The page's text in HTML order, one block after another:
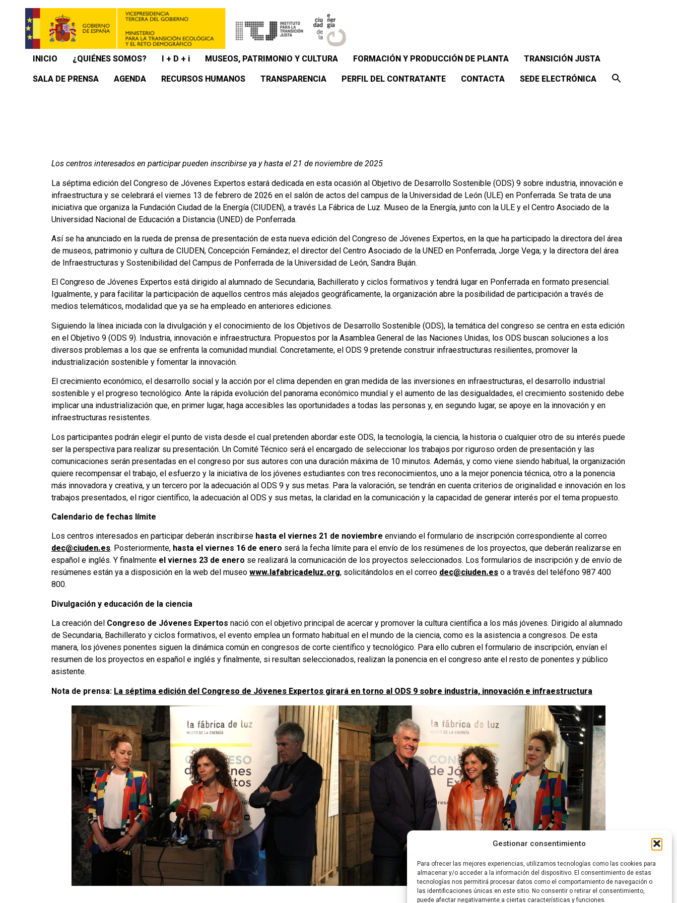
Gestionar consentimiento
Para ofrecer las mejores experiencias, utilizamos tecnologías como las cookies para
almacenar y/o acceder a la información del dispositivo. El consentimiento de estas
tecnologías nos permitirá procesar datos como el comportamiento de navegación o
las identificaciones únicas en este sitio. No consentir o retirar el consentimiento,
puede afectar negativamente a ciertas características y funciones.
INICIO ¿QUIÉNES SOMOS? I + D + i MUSEOS, PATRIMONIO Y CULTURA FORMACIÓN Y PRODUCCIÓN DE PLANTA TRANSICIÓN JUSTA
SALA DE PRENSA AGENDA RECURSOS HUMANOS TRANSPARENCIA PERFIL DEL CONTRATANTE CONTACTA SEDE ELECTRÓNICA
Los centros interesados en participar pueden inscribirse ya y hasta el 21 de noviembre de 2025
La séptima edición del Congreso de Jóvenes Expertos estará dedicada en esta ocasión al Objetivo de Desarrollo Sostenible (ODS) 9 sobre industria, innovación e
infraestructura y se celebrará el viernes 13 de febrero de 2026 en el salón de actos del campus de la Universidad de León (ULE) en Ponferrada. Se trata de una
iniciativa que organiza la Fundación Ciudad de la Energía (CIUDEN), a través La Fábrica de Luz. Museo de la Energía, junto con la ULE y el Centro Asociado de la
Universidad Nacional de Educación a Distancia (UNED) de Ponferrada.
Así se ha anunciado en la rueda de prensa de presentación de esta nueva edición del Congreso de Jóvenes Expertos, en la que ha participado la directora del área
de museos, patrimonio y cultura de CIUDEN, Concepción Fernández; el director del Centro Asociado de la UNED en Ponferrada, Jorge Vega; y la directora del área
de Infraestructuras y Sostenibilidad del Campus de Ponferrada de la Universidad de León, Sandra Buján.
El Congreso de Jóvenes Expertos está dirigido al alumnado de Secundaria, Bachillerato y ciclos formativos y tendrá lugar en Ponferrada en formato presencial.
Igualmente, y para facilitar la participación de aquellos centros más alejados geográficamente, la organización abre la posibilidad de participación a través de
medios telemáticos, modalidad que ya se ha empleado en anteriores ediciones.
Siguiendo la línea iniciada con la divulgación y el conocimiento de los Objetivos de Desarrollo Sostenible (ODS), la temática del congreso se centra en esta edición
en el Objetivo 9 (ODS 9). Industria, innovación e infraestructura. Propuestos por la Asamblea General de las Naciones Unidas, los ODS buscan soluciones a los
diversos problemas a los que se enfrenta la comunidad mundial. Concretamente, el ODS 9 pretende construir infraestructuras resilientes, promover la
industrialización sostenible y fomentar la innovación.
El crecimiento económico, el desarrollo social y la acción por el clima dependen en gran medida de las inversiones en infraestructuras, el desarrollo industrial
sostenible y el progreso tecnológico. Ante la rápida evolución del panorama económico mundial y el aumento de las desigualdades, el crecimiento sostenido debe
implicar una industrialización que, en primer lugar, haga accesibles las oportunidades a todas las personas y, en segundo lugar, se apoye en la innovación y en
infraestructuras resistentes.
Los participantes podrán elegir el punto de vista desde el cual pretenden abordar este ODS, la tecnología, la ciencia, la historia o cualquier otro de su interés puede
ser la perspectiva para realizar su presentación. Un Comité Técnico será el encargado de seleccionar los trabajos por riguroso orden de presentación y las
comunicaciones serán presentadas en el congreso por sus autores con una duración máxima de 10 minutos. Además, y como viene siendo habitual, la organización
quiere recompensar el trabajo, el esfuerzo y la iniciativa de los jóvenes estudiantes con tres reconocimientos, uno a la mejor ponencia técnica, otro a la ponencia
más innovadora y creativa, y un tercero por la adecuación al ODS 9 y sus metas. Para la valoración, se tendrán en cuenta criterios de originalidad e innovación en los
trabajos presentados, el rigor científico, la adecuación al ODS y sus metas, la claridad en la comunicación y la capacidad de generar interés por el tema propuesto.
Calendario de fechas límite
Los centros interesados en participar deberán inscribirse hasta el viernes 21 de noviembre enviando el formulario de inscripción correspondiente al correo
dec@ciuden.es. Posteriormente, hasta el viernes 16 de enero será la fecha límite para el envío de los resúmenes de los proyectos, que deberán realizarse en
español e inglés. Y finalmente el viernes 23 de enero se realizará la comunicación de los proyectos seleccionados. Los formularios de inscripción y de envío de
resúmenes están ya a disposición en la web del museo www.lafabricadeluz.org, solicitándolos en el correo dec@ciuden.es o a través del teléfono 987 400
800.
Divulgación y educación de la ciencia
La creación del Congreso de Jóvenes Expertos nació con el objetivo principal de acercar y promover la cultura científica a los más jóvenes. Dirigido al alumnado
de Secundaria, Bachillerato y ciclos formativos, el evento emplea un formato habitual en el mundo de la ciencia, como es la asistencia a congresos. De esta
manera, los jóvenes ponentes siguen la dinámica común en congresos de corte científico y tecnológico. Para ello cubren el formulario de inscripción, envían el
resumen de los proyectos en español e inglés y finalmente, si resultan seleccionados, realizan la ponencia en el congreso ante el resto de ponentes y público
asistente.
Nota de prensa: La séptima edición del Congreso de Jóvenes Expertos girará en torno al ODS 9 sobre industria, innovación e infraestructura